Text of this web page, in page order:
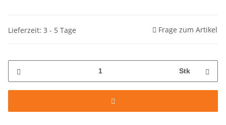
Lieferzeit: 3 - 5 Tage Frage zum Artikel
Stk